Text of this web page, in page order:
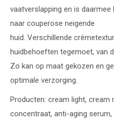
vaatverslapping en is
naar couperose neigende
huid. Verschillende
huidbehoeften tegemoet, van
Zo kan op maat gekozen en
optimale verzorging.
Producten: cream light, cream
concentraat, anti-aging serum,